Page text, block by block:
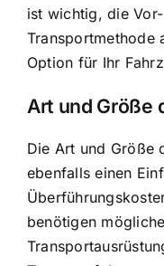
ist wichtig, die
Transportmethode
Option für Ihr
Art und Größe
Die Art und Größe
ebenfalls einen
benötigen